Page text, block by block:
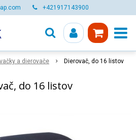
+421917143900
a dierovače Dierovač, do 16 listov
do 16 listov